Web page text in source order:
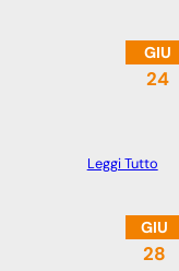
GIU
24
Leggi Tutto
GIU
28